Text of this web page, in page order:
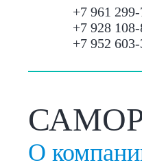
+7 961
+7 928
+7 952
О